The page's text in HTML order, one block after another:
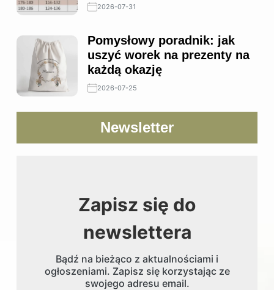
2026-07-31
Pomysłowy poradnik: jak
uszyć worek na prezenty na
każdą okazję
2026-07-25
Newsletter
Zapisz się do
newslettera
Bądź na bieżąco z aktualnościami i
ogłoszeniami. Zapisz się korzystając ze
swojego adresu email.